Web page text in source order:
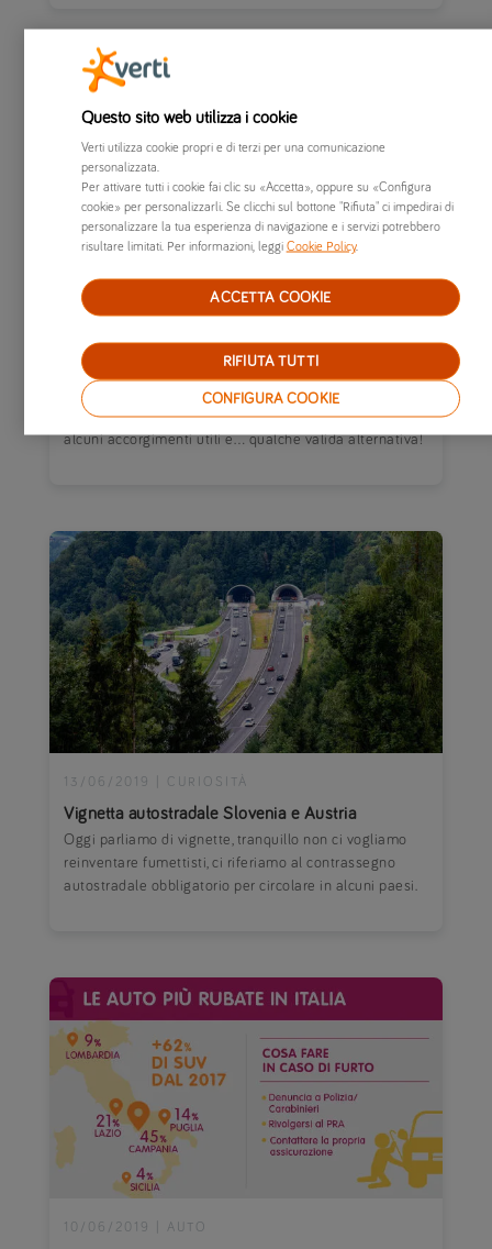
viaggia in auto
18/06/2019
La tua auto è a benzina e il pieno pesa sul bilancio
familiare? Ecco come consumare meno benzina con
alcuni accorgimenti utili e… qualche valida alternativa!
Vignetta autostradale Slovenia e Austria
13/06/2019 CURIOSITÀ
Oggi parliamo di vignette, tranquillo non ci vogliamo
reinventare fumettisti, ci riferiamo al contrassegno
autostradale obbligatorio per circolare in alcuni paesi.
10/06/2019 AUTO
Questo sito web utilizza i cookie
Verti utilizza cookie propri e di terzi per una comunicazione
personalizzata.
Per attivare tutti i cookie fai clic su «Accetta», oppure su «Configura
cookie» per personalizzarli. Se clicchi sul bottone "Rifiuta" ci impedirai di
personalizzare la tua esperienza di navigazione e i servizi potrebbero
risultare limitati. Per informazioni, leggi Cookie Policy.
CONFIGURA COOKIE
RIFIUTA TUTTI
ACCETTA COOKIE